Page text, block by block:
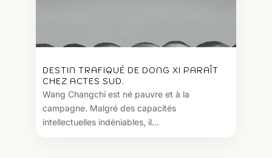
DESTIN TRAFIQUÉ DE DONG XI PARAÎT
CHEZ ACTES SUD.
Wang Changchi est né pauvre et à la
campagne. Malgré des capacités
intellectuelles indéniables, il...